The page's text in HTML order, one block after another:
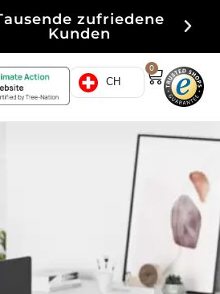
Kauf auf Rechnung
CH
0